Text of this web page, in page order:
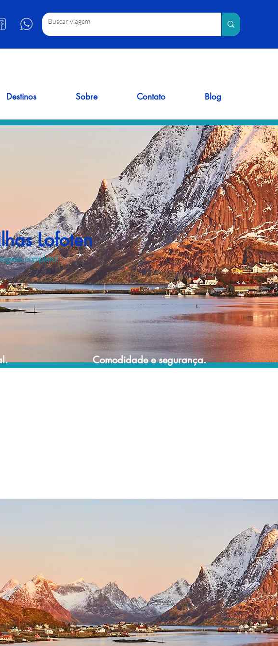
Destinos Sobre Contato Blog
Lofoten
completo!
Comodidade e segurança.